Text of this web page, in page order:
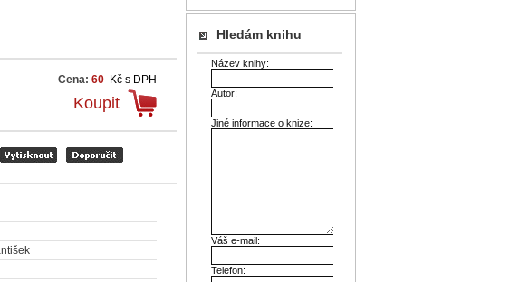
Cena: 60 Kč s DPH
Koupit
Hledám knihu
Název knihy:
Autor:
Jiné informace o knize:
Váš e-mail:
Telefon: